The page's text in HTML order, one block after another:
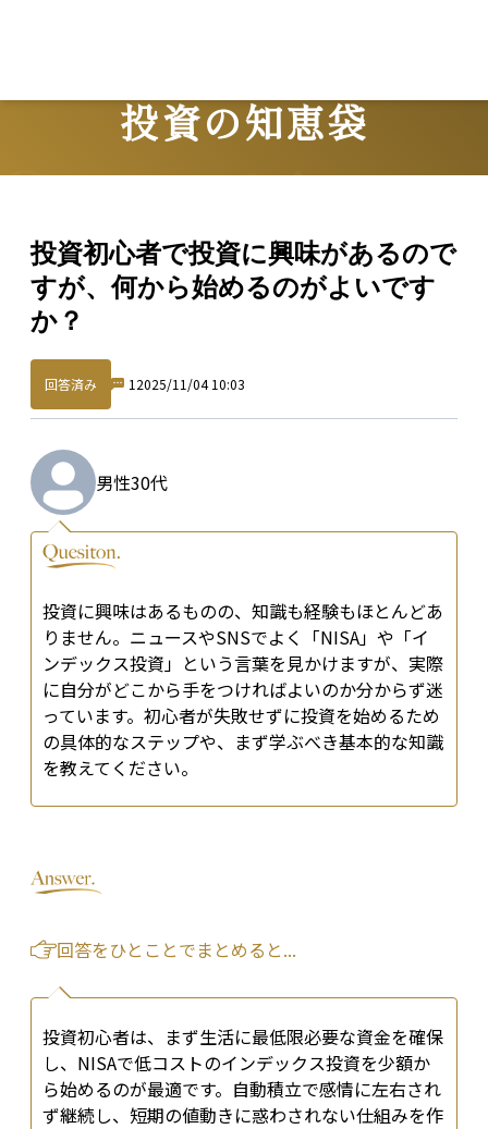
投資の知恵袋
投資初心者で投資に興味があるので
すが、何から始めるのがよいです
か？
回答済み 1 2025/11/04 10:03
男性30代
投資に興味はあるものの、知識も経験もほとんどあ
りません。ニュースやSNSでよく「NISA」や「イ
ンデックス投資」という言葉を見かけますが、実際
に自分がどこから手をつければよいのか分からず迷
っています。初心者が失敗せずに投資を始めるため
の具体的なステップや、まず学ぶべき基本的な知識
を教えてください。
回答をひとことでまとめると...
投資初心者は、まず生活に最低限必要な資金を確保
し、NISAで低コストのインデックス投資を少額か
ら始めるのが最適です。自動積立で感情に左右され
ず継続し、短期の値動きに惑わされない仕組みを作